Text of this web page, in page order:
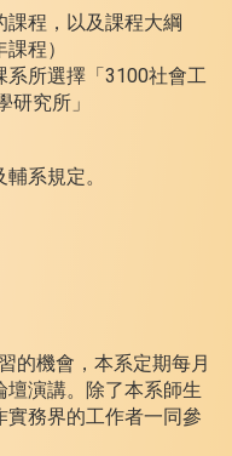
課程，以及課程大綱
程）
系所選擇「3100社會工
究所」
系規定。
的機會，本系定期每月
演講。除了本系師生
實務界的工作者一同參